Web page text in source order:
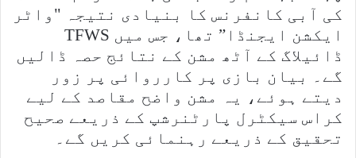
کی آبی کانفرنس کا بنیادی نتیجہ "واٹر
ایکشن ایجنڈا” تھا، جس میں TFWS
ڈائیلاگ کے آٹھ مشن کے نتائج حصہ ڈالیں
گے۔ بیان بازی پر کارروائی پر زور
دیتے ہوئے، یہ مشن واضح مقاصد کے لیے
کراس سیکٹرل پارٹنرشپ کے ذریعے صحیح
تحقیق کے ذریعے رہنمائی کریں گے۔